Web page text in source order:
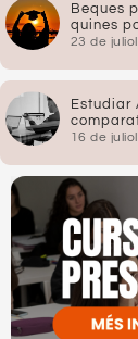
Beques
quines
23 de
Estudiar
16 de